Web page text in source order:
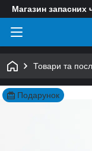
Магазин запасних
Товари та
Подарунок